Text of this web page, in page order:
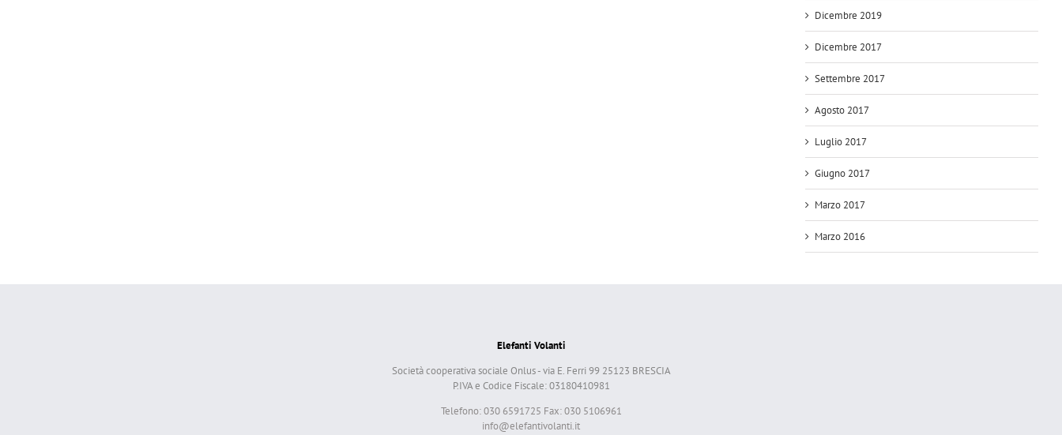
Dicembre 2019
Dicembre 2017
Settembre 2017
Agosto 2017
Luglio 2017
Giugno 2017
Marzo 2017
Marzo 2016
Elefanti Volanti
Società cooperativa sociale Onlus - via E. Ferri 99 25123 BRESCIA
P.IVA e Codice Fiscale: 03180410981
Telefono: 030 6591725 Fax: 030 5106961
info@elefantivolanti.it